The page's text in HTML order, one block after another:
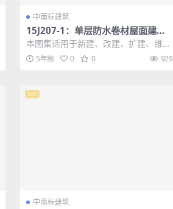
中南标建筑
15J207-1：单层防水卷材屋面建筑
构造（一）–金属屋面
本图集适用于新建、改建、扩建、维修
的民用及工业建筑金属屋面工程的设
计、施工及质量...
5年前 0 0 929
VIP
中南标建筑